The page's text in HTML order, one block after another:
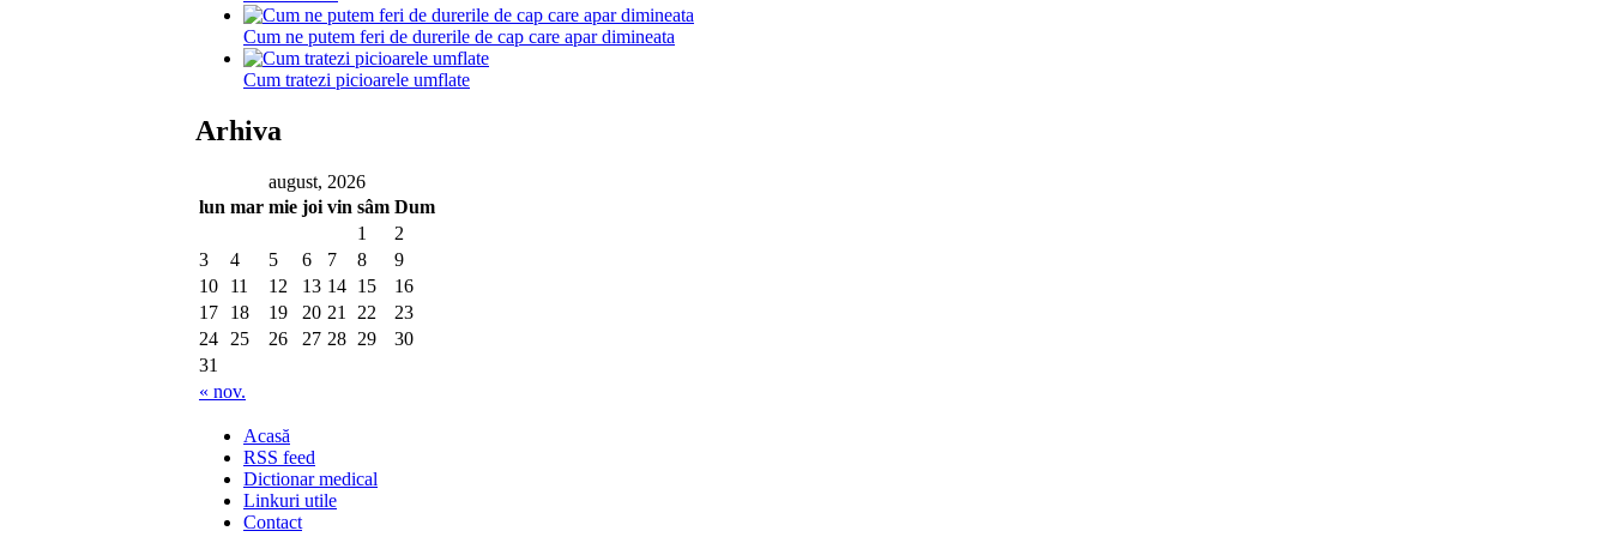
Cum ne putem feri de durerile de cap care apar dimineata
Cum tratezi picioarele umflate
Arhiva
august, 2026
lun mar mie joi vin sâm Dum
« nov.
1
2
3
4 5 6 7 8
9
10
11 12 13 14 15
16
17
18 19 20 21 22
23
24
25 26 27 28 29
30
31
Acasă
RSS feed
Dictionar medical
Linkuri utile
Contact